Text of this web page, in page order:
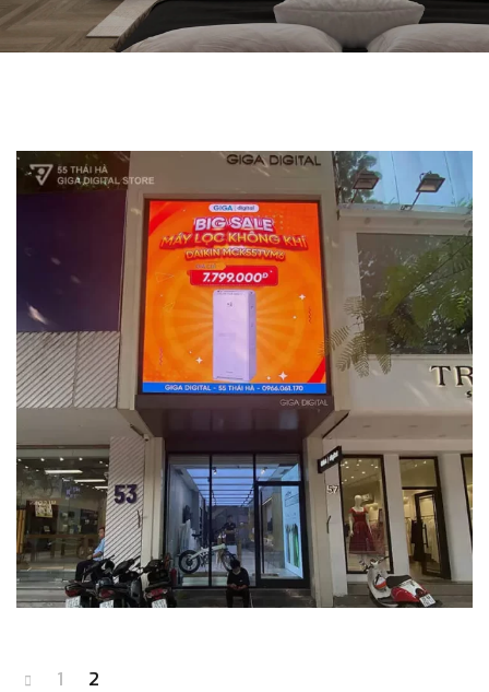
Store Giga Digital Thái Hà
HẠ TẦNG KIẾN TRÚC NỘI THẤT
1 2